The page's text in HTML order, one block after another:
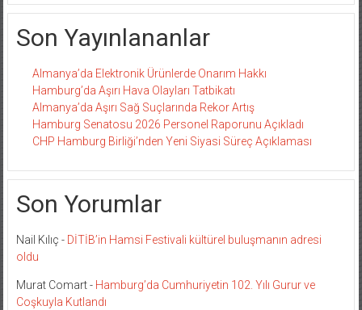
Son Yayınlananlar
Almanya’da Elektronik Ürünlerde Onarım Hakkı
Hamburg’da Aşırı Hava Olayları Tatbikatı
Almanya’da Aşırı Sağ Suçlarında Rekor Artış
Hamburg Senatosu 2026 Personel Raporunu Açıkladı
CHP Hamburg Birliği’nden Yeni Siyasi Süreç Açıklaması
Son Yorumlar
Nail Kılıç - DİTİB’in Hamsi Festivali kültürel buluşmanın adresi
oldu
Murat Comart- Hamburg’da Cumhuriyetin 102. Yılı Gurur ve
Coşkuyla Kutlandı